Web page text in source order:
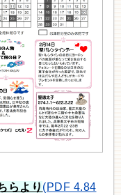
らより (PDF 4.84